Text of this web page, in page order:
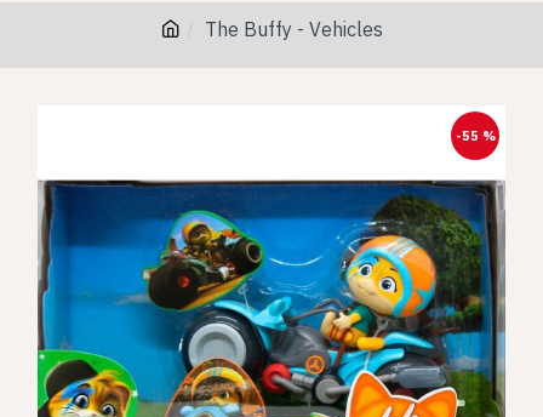
The Buffy - Vehicles
-55 %